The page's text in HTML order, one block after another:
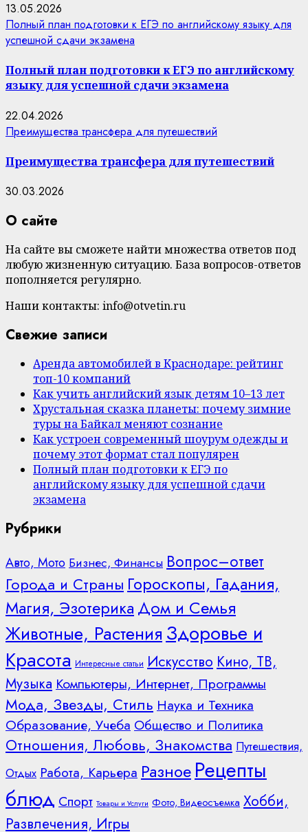
13.05.2026
Полный план подготовки к ЕГЭ по английскому языку для
успешной сдачи экзамена
Полный план подготовки к ЕГЭ по английскому
языку для успешной сдачи экзамена
22.04.2026
Преимущества трансфера для путешествий
Преимущества трансфера для путешествий
30.03.2026
О сайте
На сайте вы сможете найти множества ответов под
любую жизненную ситуацию. База вопросов-ответов
пополняется регулярно.
Наши контакты: info@otvetin.ru
Свежие записи
Аренда автомобилей в Краснодаре: рейтинг
топ-10 компаний
Как учить английский язык детям 10–13 лет
Хрустальная сказка планеты: почему зимние
туры на Байкал меняют сознание
Как устроен современный шоурум одежды и
почему этот формат стал популярен
Полный план подготовки к ЕГЭ по
английскому языку для успешной сдачи
экзамена
Рубрики
Авто, Мото Бизнес, Финансы Вопрос–ответ
Города и Страны Гороскопы, Гадания,
Магия, Эзотерика Дом и Семья
Животные, Растения Здоровье и
Красота Интересные статьи Искусство Кино, ТВ,
Музыка Компьютеры, Интернет, Программы
Мода, Звезды, Стиль Наука и Техника
Образование, Учеба Общество и Политика
Отношения, Любовь, Знакомства Путешествия,
Отдых Работа, Карьера Разное Рецепты
блюд Спорт Товары и Услуги Фото, Видеосъемка Хобби,
Развлечения, Игры